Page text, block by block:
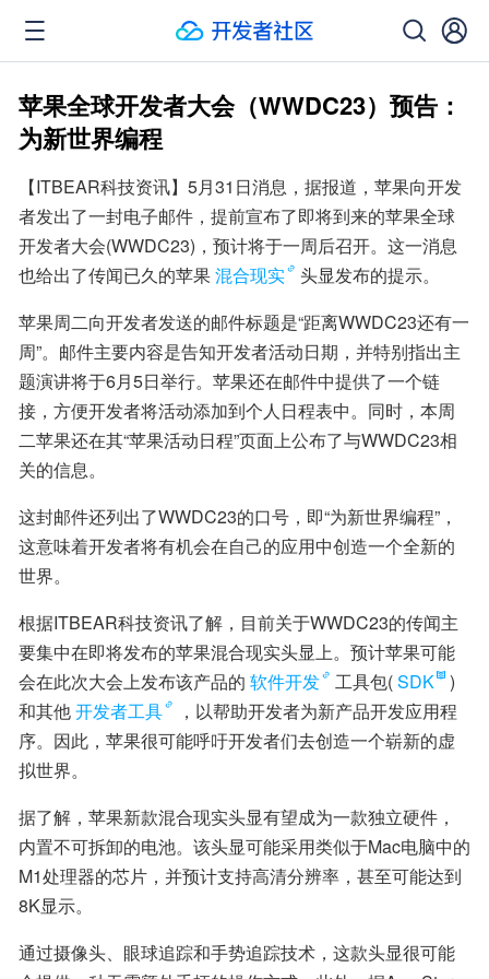
苹果全球开发者大会（WWDC23）预告：
为新世界编程
【ITBEAR科技资讯】5月31日消息，据报道，苹果向开发
者发出了一封电子邮件，提前宣布了即将到来的苹果全球
开发者大会(WWDC23)，预计将于一周后召开。这一消息
也给出了传闻已久的苹果混合现实
头显发布的提示。
苹果周二向开发者发送的邮件标题是“距离WWDC23还有一
周”。邮件主要内容是告知开发者活动日期，并特别指出主
题演讲将于6月5日举行。苹果还在邮件中提供了一个链
接，方便开发者将活动添加到个人日程表中。同时，本周
二苹果还在其“苹果活动日程”页面上公布了与WWDC23相
关的信息。
这封邮件还列出了WWDC23的口号，即“为新世界编程”，
这意味着开发者将有机会在自己的应用中创造一个全新的
世界。
根据ITBEAR科技资讯了解，目前关于WWDC23的传闻主
要集中在即将发布的苹果混合现实头显上。预计苹果可能
会在此次大会上发布该产品的 软件开发 工具包(SDK
)
和其他开发者工具
，以帮助开发者为新产品开发应用程
序。因此，苹果很可能呼吁开发者们去创造一个崭新的虚
拟世界。
据了解，苹果新款混合现实头显有望成为一款独立硬件，
内置不可拆卸的电池。该头显可能采用类似于Mac电脑中的
M1处理器的芯片，并预计支持高清分辨率，甚至可能达到
8K显示。
通过摄像头、眼球追踪和手势追踪技术，这款头显很可能